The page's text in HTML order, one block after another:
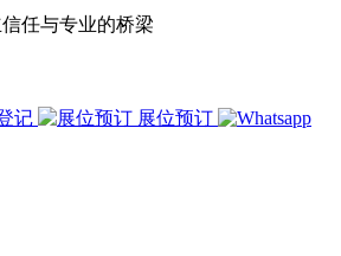
任与专业的桥梁
记
展位预订